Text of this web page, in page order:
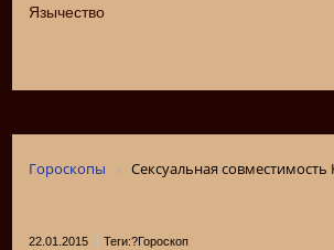
Язычество
Гороскопы Сексуальная совместимость
22.01.2015 Теги:?Гороскоп